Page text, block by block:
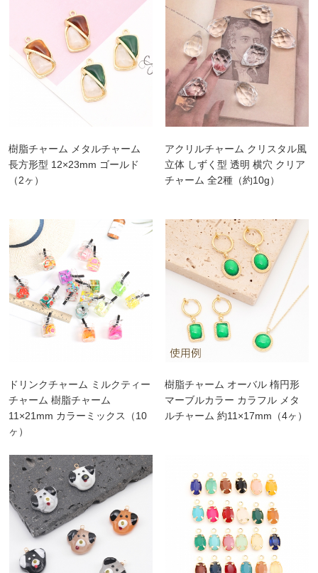
樹脂チャーム メタルチャーム
長方形型 12×23mm ゴールド
（2ヶ）
アクリルチャーム クリスタル風
立体 しずく型 透明 横穴 クリア
チャーム 全2種（約10g）
ドリンクチャーム ミルクティー
チャーム 樹脂チャーム
11×21mm カラーミックス（10
ヶ）
樹脂チャーム オーバル 楕円形
マーブルカラー カラフル メタ
ルチャーム 約11×17mm（4ヶ）